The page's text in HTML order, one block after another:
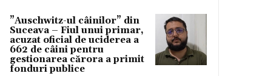
”Auschwitz-ul câinilor” din
Suceava – Fiul unui primar,
acuzat oficial de uciderea a
662 de câini pentru
gestionarea cărora a primit
fonduri publice